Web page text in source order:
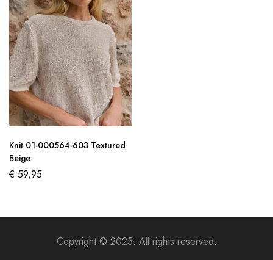
Knit 01-000564-603 Textured
Beige
€ 59,95
Copyright © 2025. All rights reserved.